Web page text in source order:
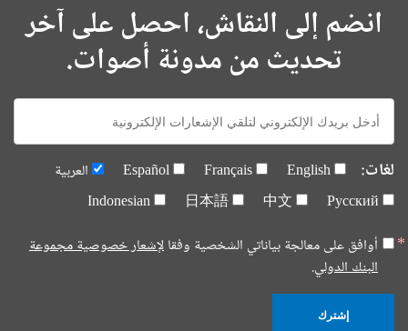
انضم إلى النقاش، احصل على آخر
تحديث من مدونة أصوات.
E-
mail:
لغات: English
Français
Español
العربية
Русский
中文
日本語
Indonesian
أوافق على معالجة بياناتي الشخصية وفقالإشعار خصوصية مجموعة
البنك الدولي.
إشترك